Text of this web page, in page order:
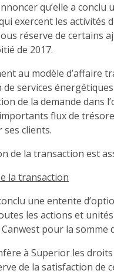
qu’elle a
exercent les activités
réserve de certains
de 2017.
au modèle d’affaire
services
de la demande dans
flux de
ses clients.
de la transaction est
la transaction
une entente
les actions et
pour la somme
à Superior les
de la satisfaction de